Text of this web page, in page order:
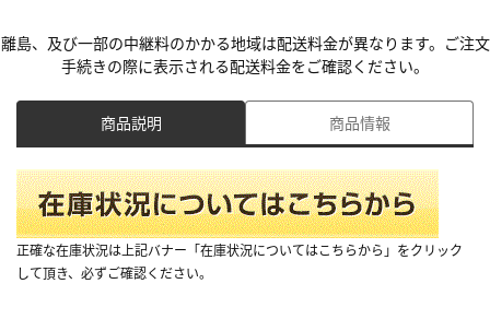
離島、及び一部の中継料のかかる地域は配送料金が異なります。ご注文
手続きの際に表示される配送料金をご確認ください。
商品説明 商品情報
正確な在庫状況は上記バナー「在庫状況についてはこちらから」をクリック
して頂き、必ずご確認ください。